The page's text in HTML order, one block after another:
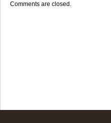
Comments are closed.